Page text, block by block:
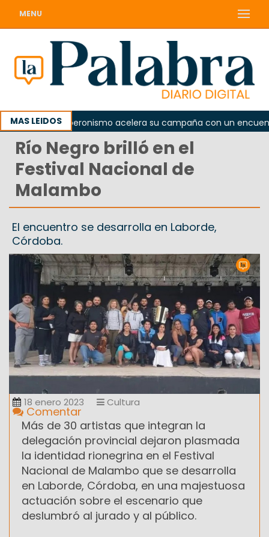
MENU
MAS LEIDOSEl peronismo acelera su campaña con un encuentro
Río Negro brilló en el
Festival Nacional de
Malambo
El encuentro se desarrolla en Laborde,
Córdoba.
18 enero 2023 Cultura
Comentar
Más de 30 artistas que integran la
delegación provincial dejaron plasmada
la identidad rionegrina en el Festival
Nacional de Malambo que se desarrolla
en Laborde, Córdoba, en una majestuosa
actuación sobre el escenario que
deslumbró al jurado y al público.